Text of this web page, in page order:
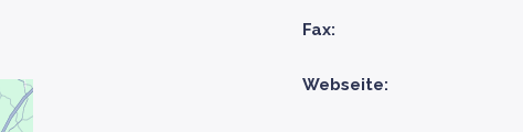
Fax:
Webseite: